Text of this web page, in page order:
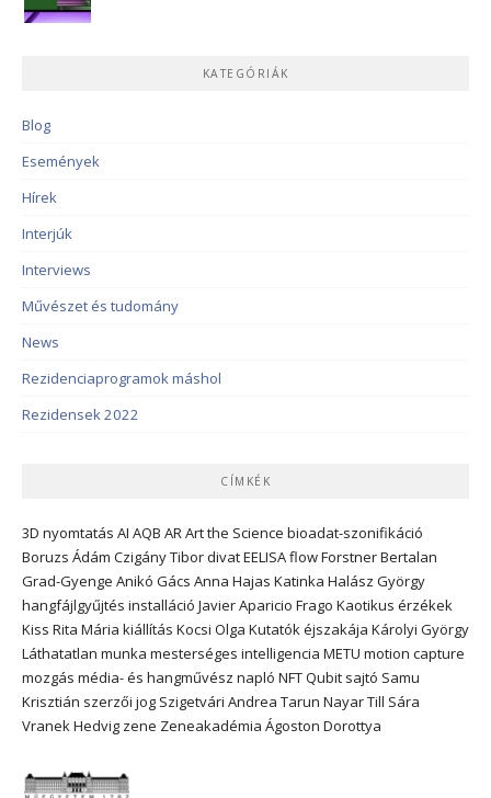
KATEGÓRIÁK
Blog
Események
Hírek
Interjúk
Interviews
Művészet és tudomány
News
Rezidenciaprogramok máshol
Rezidensek 2022
CÍMKÉK
3D nyomtatás AI AQB ARArt the Science bioadat-szonifikáció
Boruzs Ádám Czigány TibordivatEELISAflowForstner Bertalan
Grad-Gyenge Anikó Gács Anna Hajas Katinka Halász György
hangfájlgyűjtés installáció Javier Aparicio Frago Kaotikus érzékek
Kiss Rita Mária kiállítás Kocsi Olga Kutatók éjszakája Károlyi György
Láthatatlan munka mesterséges intelligencia METU motion capture
mozgás média- és hangművész napló NFTQubit sajtó Samu
Krisztián szerzői jog Szigetvári Andrea Tarun NayarTill Sára
Vranek Hedvig zene Zeneakadémia Ágoston Dorottya